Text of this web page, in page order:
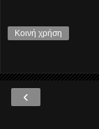
Κοινή χρήση
‹